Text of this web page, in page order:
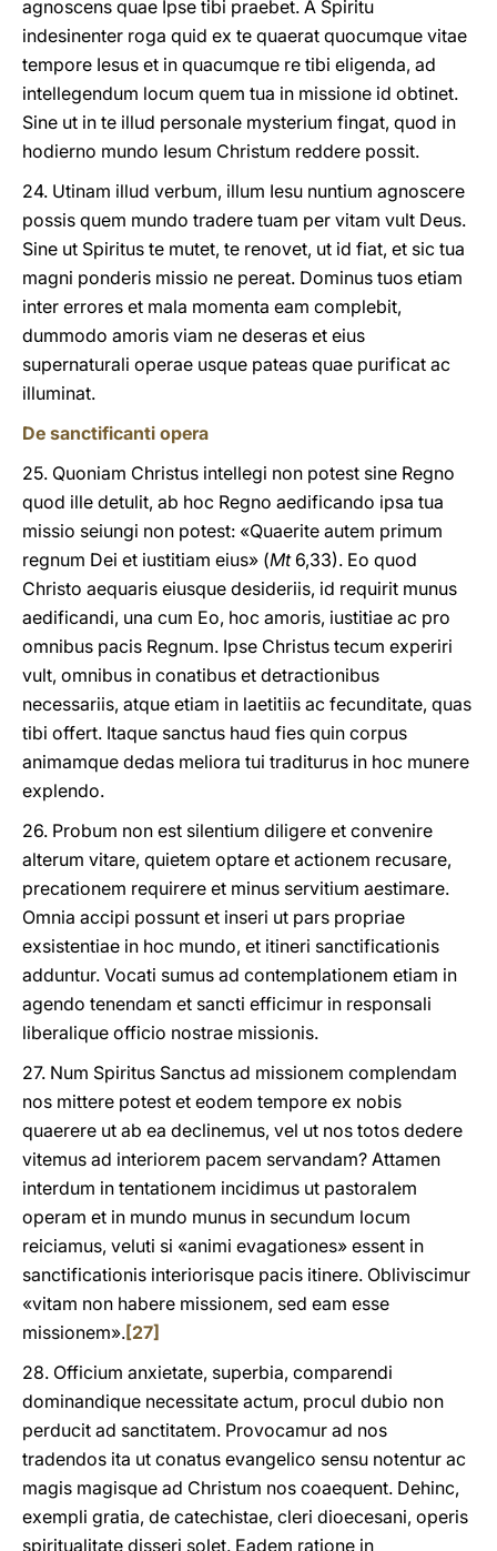
agnoscens quae Ipse tibi praebet. A Spiritu
indesinenter roga quid ex te quaerat quocumque vitae
tempore Iesus et in quacumque re tibi eligenda, ad
intellegendum locum quem tua in missione id obtinet.
Sine ut in te illud personale mysterium fingat, quod in
hodierno mundo Iesum Christum reddere possit.
24. Utinam illud verbum, illum Iesu nuntium agnoscere
possis quem mundo tradere tuam per vitam vult Deus.
Sine ut Spiritus te mutet, te renovet, ut id fiat, et sic tua
magni ponderis missio ne pereat. Dominus tuos etiam
inter errores et mala momenta eam complebit,
dummodo amoris viam ne deseras et eius
supernaturali operae usque pateas quae purificat ac
illuminat.
De sanctificanti opera
25. Quoniam Christus intellegi non potest sine Regno
quod ille detulit, ab hoc Regno aedificando ipsa tua
missio seiungi non potest: «Quaerite autem primum
regnum Dei et iustitiam eius» (Mt6,33). Eo quod
Christo aequaris eiusque desideriis, id requirit munus
aedificandi, una cum Eo, hoc amoris, iustitiae ac pro
omnibus pacis Regnum. Ipse Christus tecum experiri
vult, omnibus in conatibus et detractionibus
necessariis, atque etiam in laetitiis ac fecunditate, quas
tibi offert. Itaque sanctus haud fies quin corpus
animamque dedas meliora tui traditurus in hoc munere
explendo.
26. Probum non est silentium diligere et convenire
alterum vitare, quietem optare et actionem recusare,
precationem requirere et minus servitium aestimare.
Omnia accipi possunt et inseri ut pars propriae
exsistentiae in hoc mundo, et itineri sanctificationis
adduntur. Vocati sumus ad contemplationem etiam in
agendo tenendam et sancti efficimur in responsali
liberalique officio nostrae missionis.
27. Num Spiritus Sanctus ad missionem complendam
nos mittere potest et eodem tempore ex nobis
quaerere ut ab ea declinemus, vel ut nos totos dedere
vitemus ad interiorem pacem servandam? Attamen
interdum in tentationem incidimus ut pastoralem
operam et in mundo munus in secundum locum
reiciamus, veluti si «animi evagationes» essent in
sanctificationis interiorisque pacis itinere. Obliviscimur
«vitam non habere missionem, sed eam esse
missionem».[27]
28. Officium anxietate, superbia, comparendi
dominandique necessitate actum, procul dubio non
perducit ad sanctitatem. Provocamur ad nos
tradendos ita ut conatus evangelico sensu notentur ac
magis magisque ad Christum nos coaequent. Dehinc,
exempli gratia, de catechistae, cleri dioecesani, operis
spiritualitate disseri solet. Eadem ratione in